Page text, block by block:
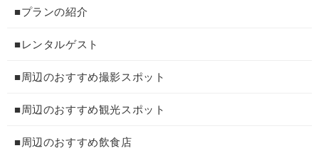
■プランの紹介
■レンタルゲスト
■周辺のおすすめ撮影スポット
■周辺のおすすめ観光スポット
■周辺のおすすめ飲食店